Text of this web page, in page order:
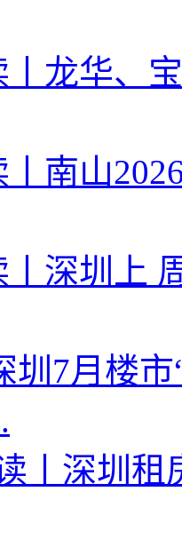
丨龙华、
丨南山
丨深圳上
圳7月楼
丨深圳